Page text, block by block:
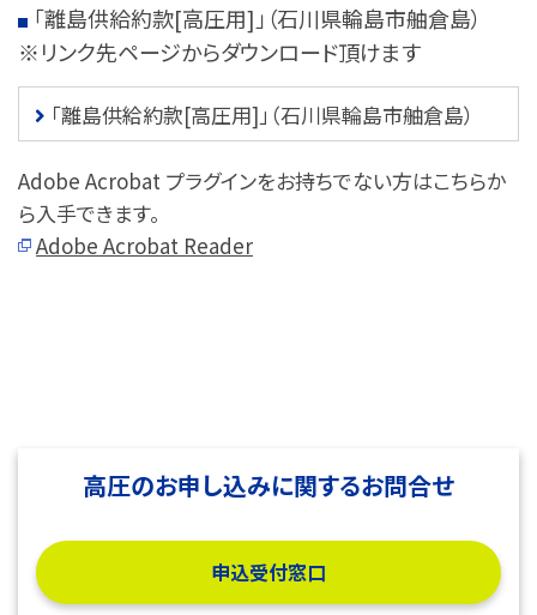
「離島供給約款[高圧用]」（石川県輪島市舳倉島）
※リンク先ページからダウンロード頂けます
「離島供給約款[高圧用]」（石川県輪島市舳倉島）
Adobe Acrobat プラグインをお持ちでない方はこちらか
ら入手できます。
Adobe Acrobat Reader
高圧のお申し込みに関するお問合せ
申込受付窓口